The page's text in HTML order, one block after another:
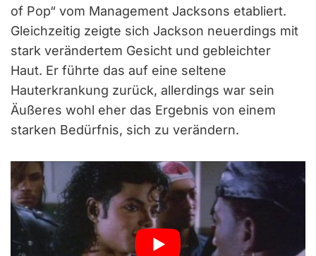
of Pop“ vom Management Jacksons etabliert.
Gleichzeitig zeigte sich Jackson neuerdings mit
stark verändertem Gesicht und gebleichter
Haut. Er führte das auf eine seltene
Hauterkrankung zurück, allerdings war sein
Äußeres wohl eher das Ergebnis von einem
starken Bedürfnis, sich zu verändern.